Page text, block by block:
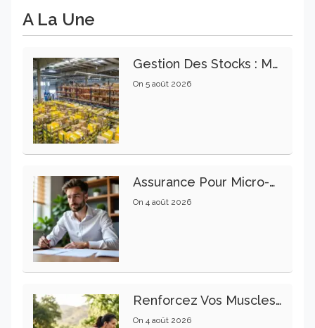
A La Une
Gestion Des Stocks : Meilleures Pratiques Intralogistiques
On 5 août 2026
Assurance Pour Micro-Entrepreneur : Les Garanties Essentielles À Connaître
On 4 août 2026
Renforcez Vos Muscles Profonds Pour Apaiser Votre Mal De Dos
On 4 août 2026